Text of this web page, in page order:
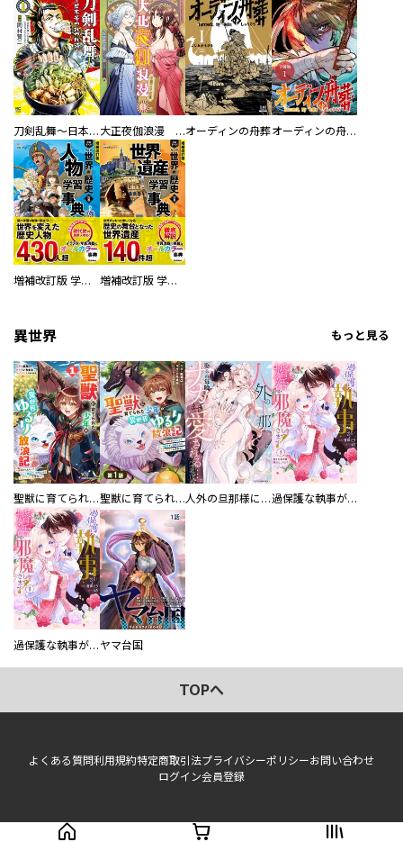
刀剣乱舞～日本号つれづれ酒～ 大正夜伽浪漫 －金曜日の花嫁—オーディンの舟葬 オーディンの舟葬 分冊版
増補改訂版 学研まんが NEW世界の歴史 別巻 人物学習事典 増補改訂版 学研まんが NEW世界の歴史 別巻 世界遺産学習事典
異世界 もっと見る
聖獣に育てられた少年の異世界ゆるり放浪記～神様からもらったチート魔法で、仲間たちとスローライフを満喫中～ 聖獣に育てられた少年の異世界ゆるり放浪記～神様からもらったチート魔法で、仲間たちとスローライフを満喫中～【分冊版】 人外の旦那様に娶られ毎晩ナカまで愛される…。アンソロジー 過保護な執事が私の婚活を邪魔してきます！ 分冊版
過保護な執事が私の婚活を邪魔してきます！ ヤマ台国
TOPへ
よくある質問利用規約特定商取引法プライバシーポリシーお問い合わせ
ログイン会員登録